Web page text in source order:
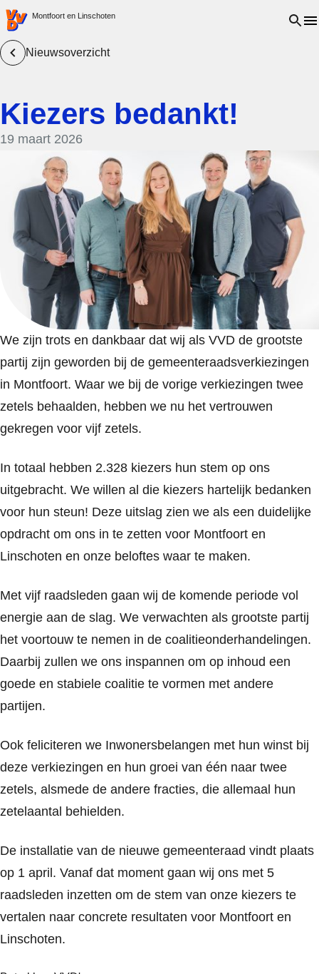
VVD.nl - Ga naar de homepage
Montfoort en Linschoten Open
Nieuwsoverzicht
Kiezers bedankt!
19 maart 2026
We zijn trots en dankbaar dat wij als VVD de grootste
partij zijn geworden bij de gemeenteraadsverkiezingen
in Montfoort. Waar we bij de vorige verkiezingen twee
zetels behaalden, hebben we nu het vertrouwen
gekregen voor vijf zetels.
In totaal hebben 2.328 kiezers hun stem op ons
uitgebracht. We willen al die kiezers hartelijk bedanken
voor hun steun! Deze uitslag zien we als een duidelijke
opdracht om ons in te zetten voor Montfoort en
Linschoten en onze beloftes waar te maken.
Met vijf raadsleden gaan wij de komende periode vol
energie aan de slag. We verwachten als grootste partij
het voortouw te nemen in de coalitieonderhandelingen.
Daarbij zullen we ons inspannen om op inhoud een
goede en stabiele coalitie te vormen met andere
partijen.
Ook feliciteren we Inwonersbelangen met hun winst bij
deze verkiezingen en hun groei van één naar twee
zetels, alsmede de andere fracties, die allemaal hun
zetelaantal behielden.
De installatie van de nieuwe gemeenteraad vindt plaats
op 1 april. Vanaf dat moment gaan wij ons met 5
raadsleden inzetten om de stem van onze kiezers te
vertalen naar concrete resultaten voor Montfoort en
Linschoten.